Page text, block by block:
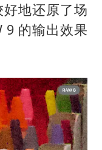
好地还原了场
9 的输出效果